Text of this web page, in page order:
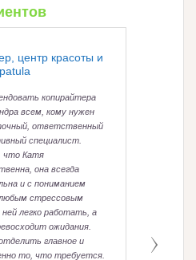
центр красоты и
копирайтера
всем, кому нужен
ответственный
специалист.
что Катя
она всегда
и с пониманием
стрессовым
легко работать, а
ожидания.
главное и
то, что требуется.